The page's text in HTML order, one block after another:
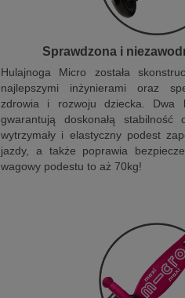
Sprawdzona i
Hulajnoga Micro została
najlepszymi inżynierami oraz
zdrowia i rozwoju dziecka. Dwa
gwarantują doskonałą stabilność
wytrzymały i elastyczny podest
jazdy, a także poprawia
wagowy podestu to aż 70kg!